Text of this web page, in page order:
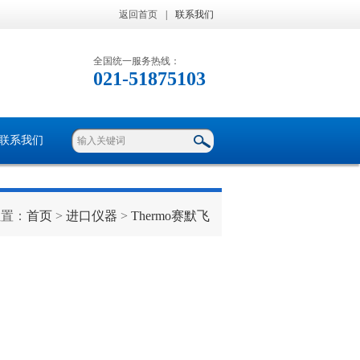
返回首页 联系我们
全国统一服务热线：
021-51875103
系我们
： 首页 > 进口仪器 > Thermo赛默飞